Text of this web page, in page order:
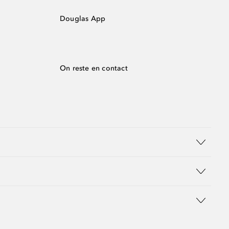
Douglas App
On reste en contact